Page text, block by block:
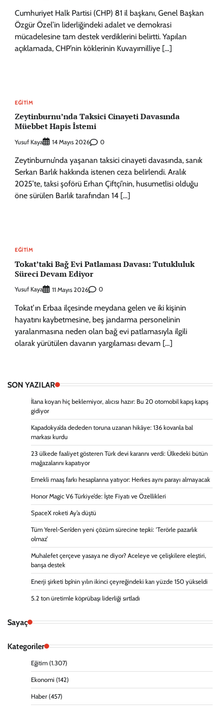
Cumhuriyet Halk Partisi (CHP) 81 il başkanı, Genel Başkan
Özgür Özel’in liderliğindeki adalet ve demokrasi
mücadelesine tam destek verdiklerini belirtti. Yapılan
açıklamada, CHP’nin köklerinin Kuvayımilliye […]
EĞITIM
Zeytinburnu’nda Taksici Cinayeti Davasında
Müebbet Hapis İstemi
Yusuf Kaya 14 Mayıs 2026 0
Zeytinburnu’nda yaşanan taksici cinayeti davasında, sanık
Serkan Barlık hakkında istenen ceza belirlendi. Aralık
2025’te, taksi şoförü Erhan Çiftçi’nin, husumetlisi olduğu
öne sürülen Barlık tarafından 14 […]
EĞITIM
Tokat’taki Bağ Evi Patlaması Davası: Tutukluluk
Süreci Devam Ediyor
Yusuf Kaya 11 Mayıs 2026 0
Tokat’ın Erbaa ilçesinde meydana gelen ve iki kişinin
hayatını kaybetmesine, beş jandarma personelinin
yaralanmasına neden olan bağ evi patlamasıyla ilgili
olarak yürütülen davanın yargılaması devam […]
SON YAZILAR
İlana koyan hiç beklemiyor, alıcısı hazır: Bu 20 otomobil kapış kapış
gidiyor
Kapadokya’da dededen toruna uzanan hikâye: 136 kovanla bal
markası kurdu
23 ülkede faaliyet gösteren Türk devi kararını verdi: Ülkedeki bütün
mağazalarını kapatıyor
Emekli maaş farkı hesaplarına yatıyor: Herkes aynı parayı almayacak
Honor Magic V6 Türkiye’de: İşte Fiyatı ve Özellikleri
SpaceX roketi Ay’a düştü
Tüm Yerel-Sen’den yeni çözüm sürecine tepki: ‘Terörle pazarlık
olmaz’
Muhalefet çerçeve yasaya ne diyor? Aceleye ve çelişkilere eleştiri,
barışa destek
Enerji şirketi bp’nin yılın ikinci çeyreğindeki karı yüzde 150 yükseldi
5.2 ton üretimle köprübaşı liderliği sırtladı
Sayaç
Kategoriler
Eğitim (1.307)
Ekonomi (142)
Haber (457)